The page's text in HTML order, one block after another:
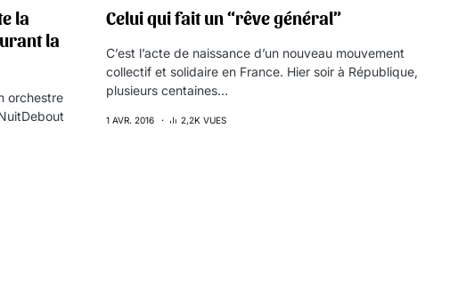
la
la
orchestre
Celui qui fait un “rêve général”
C’est l’acte de naissance d’un nouveau mouvement
collectif et solidaire en France. Hier soir à République,
plusieurs centaines…
1 AVR. 2016 2,2K VUES